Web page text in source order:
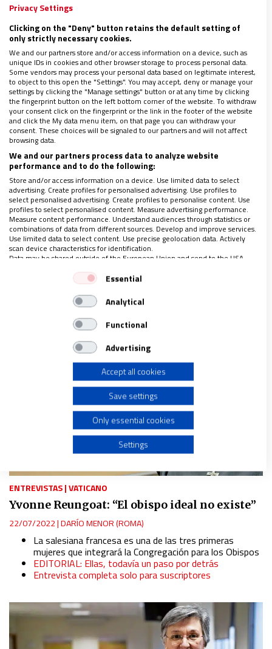
DONNE CHIESA MONDO|MUNDO
Ser Salesianas: desde Filipinas hasta Benín
02/11/2022| VITTORIA PRISCIANDARO
En el 150 aniversario de las Hijas de María Auxiliadora
recorremos sus proyectos por todo el mundo con un mismo
sello: la vocación de educar
ENTREVISTAS|VATICANO
Yvonne Reungoat: “El obispo ideal no existe”
22/07/2022|DARÍO MENOR (ROMA)
La salesiana francesa es una de las tres primeras
mujeres que integrará la Congregación para los Obispos
EDITORIAL: Ellas, todavía un paso por detrás
Entrevista completa solo para suscriptores
Privacy Settings
Clicking on the "Deny" button retains the default setting of
only strictly necessary cookies.
We and our partners store and/or access information on a device, such as
unique IDs in cookies and other browser storage to process personal data.
Some vendors may process your personal data based on legitimate interest,
to object to this open the "Settings". You may accept, deny or manage your
settings by clicking the "Manage settings" button or at any time by clicking
the fingerprint button on the left bottom corner of the website. To withdraw
your consent click on the fingerprint or the link in the footer of the website
and click the My data menu item, on that page you can withdraw your
consent. These choices will be signaled to our partners and will not affect
browsing data.
We and our partners process data to analyze website
performance and to do the following:
Store and/or access information on a device. Use limited data to select
advertising. Create profiles for personalised advertising. Use profiles to
select personalised advertising. Create profiles to personalise content. Use
profiles to select personalised content. Measure advertising performance.
Measure content performance. Understand audiences through statistics or
combinations of data from different sources. Develop and improve services.
Use limited data to select content. Use precise geolocation data. Actively
scan device characteristics for identification.
Data may be shared outside of the European Union and send to the USA.
Your consent and the cookie policy applies solely to this website/app.
View Partner List (1 IAB Vendors)
We use your data for the following purposes:
IAB processing purposes:
Use limited data to select advertising
Create profiles for personalised advertising
Use profiles to select personalised advertising
Create profiles to personalise content
Use profiles to select personalised content
Measure advertising performance
Measure content performance
Understand audiences through statistics or combinations
of data from different sources
Essential
Analytical
Functional
Advertising
Accept all cookies
Save settings
Only essential cookies
Settings